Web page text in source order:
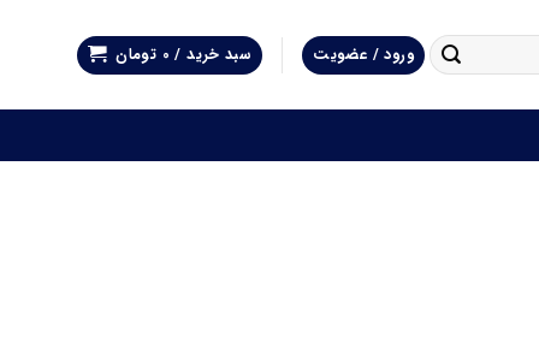
ورود / عضویت سبد خرید / 0 تومان